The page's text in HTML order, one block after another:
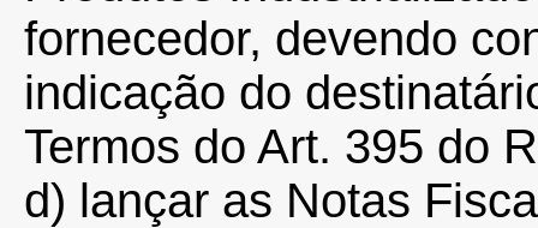
fornecedor, devendo
indicação do
Termos do Art. 395 do
d) lançar as Notas